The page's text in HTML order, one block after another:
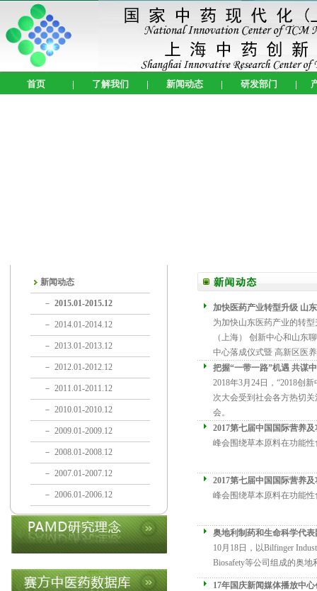
首页 | 了解我们 | 新闻动态 | 研发部门 |
新闻动态
－ 2015.01-2015.12
－ 2014.01-2014.12
－ 2013.01-2013.12
－ 2012.01-2012.12
－ 2011.01-2011.12
－ 2010.01-2010.12
－ 2009.01-2009.12
－ 2008.01-2008.12
－ 2007.01-2007.12
－ 2006.01-2006.12
加快医药产业转型升级 山
为加快山东医药产业的转
（上海） 创新中心和山东
中心落成仪式暨 高新区医
把握“一带一路”机遇 共谋
2018年3月24日，“2018创
次大会受到社会各方热切
会。
2017第七届中国国际营养
峰会围绕草本原料在功能
2017第七届中国国际营养
峰会围绕草本原料在功能
奥地利制药和生命科学代
10月18日，以Bilfinger
Biosafety等公司组成的奥
17年国庆新闻媒体播放中